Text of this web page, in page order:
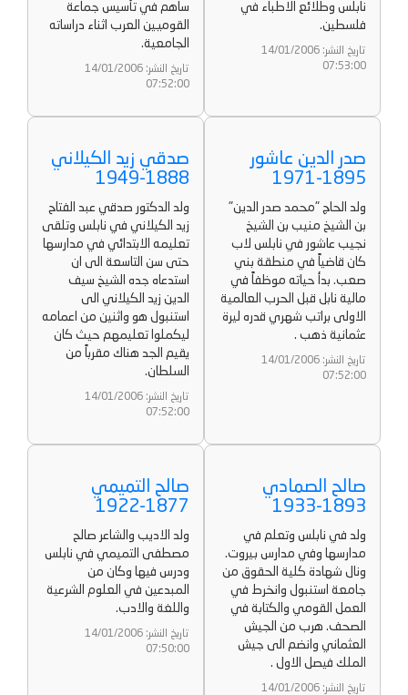
نابلس وطلائع الاطباء في
فلسطين.
تاريخ النشر: 14/01/2006
07:53:00
ساهم في تأسيس جماعة
القوميين العرب اثناء دراساته
الجامعية.
تاريخ النشر: 14/01/2006
07:52:00
صدر الدين عاشور
1895-1971
ولد الحاج "محمد صدر الدين"
بن الشيخ منيب بن الشيخ
نجيب عاشور في نابلس لاب
كان قاضياً في منطقة بني
صعب. بدأ حياته موظفاً في
مالية نابل قبل الحرب العالمية
الاولى براتب شهري قدره ليرة
عثمانية ذهب .
تاريخ النشر: 14/01/2006
07:52:00
صدقي زيد الكيلاني
1888-1949
ولد الدكتور صدقي عبد الفتاح
زيد الكيلاني في نابلس وتلقى
تعليمه الابتدائي في مدارسها
حتى سن التاسعة الى ان
استدعاه جده الشيخ سيف
الدين زيد الكيلاني الى
استنبول هو واثنين من اعمامه
ليكملوا تعليمهم حيث كان
يقيم الجد هناك مقرباً من
السلطان.
تاريخ النشر: 14/01/2006
07:52:00
صالح الصمادي
1893-1933
ولد في نابلس وتعلم في
مدارسها وفي مدارس بيروت.
ونال شهادة كلية الحقوق من
جامعة استنبول وانخرط في
العمل القومي والكتابة في
الصحف. هرب من الجيش
العثماني وانضم الى جيش
الملك فيصل الاول .
تاريخ النشر: 14/01/2006
صالح التميمي
1877-1922
ولد الاديب والشاعر صالح
مصطفى التميمي في نابلس
ودرس فيها وكان من
المبدعين في العلوم الشرعية
واللغة والادب.
تاريخ النشر: 14/01/2006
07:50:00